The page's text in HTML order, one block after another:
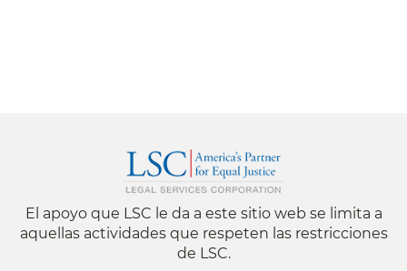
El apoyo que LSC le da a este sitio web se limita a
aquellas actividades que respeten las restricciones
de LSC.